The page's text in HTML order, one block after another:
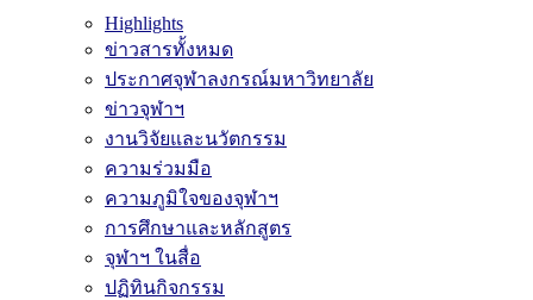
Highlights
ข่าวสารทั้งหมด
ประกาศจุฬาลงกรณ์มหาวิทยาลัย
ข่าวจุฬาฯ
งานวิจัยและนวัตกรรม
ความร่วมมือ
ความภูมิใจของจุฬาฯ
การศึกษาและหลักสูตร
จุฬาฯ ในสื่อ
ปฏิทินกิจกรรม